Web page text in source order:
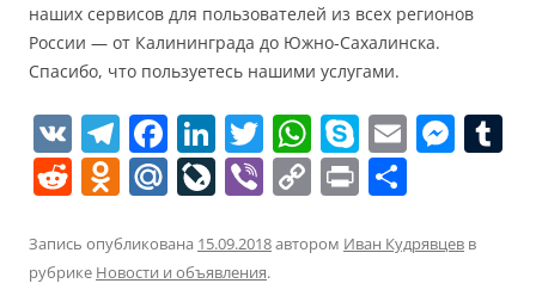
наших сервисов для пользователей из всех регионов
России — от Калининграда до Южно-Сахалинска.
Спасибо, что пользуетесь нашими услугами.
V
K
T
el
e
gr
a
F
a
c
e
b
Li
n
k
e
dI
T
w
itt
er
W
h
at
s
S
k
y
p
E
m
l
M
e
e
R
e
d
di
O
d
n
o
M
ai
l.
R
Li
v
eJ
o
Vi
b
er
C
o
p
Pr
in
t п
Запись опубликована 15.09.2018автором Иван Кудрявцев в
рубрике Новости и объявления.